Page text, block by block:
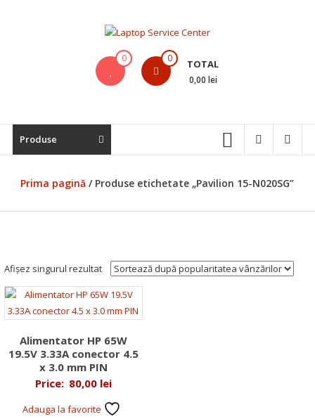
Bistrita,
Service
Laptop,
Reparatii
Notebook-
Macbook-
uri
0 0 TOTAL
0,00 lei
Produse
Prima pagină / Produse etichetate „Pavilion 15-N020SG”
Afișez singurul rezultat
Alimentator HP 65W
19.5V 3.33A conector 4.5
x 3.0 mm PIN
Price: 80,00 lei
Adauga la favorite